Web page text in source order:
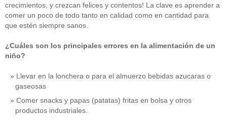
crecimientos, y crezcan felices y contentos! La clave es aprender a
comer un poco de todo tanto en calidad como en cantidad para
que estén siempre sanos.
¿Cuáles son los principales errores en la alimentación de un
niño?
Llevar en la lonchera o para el almuerzo bebidas azucaras o
gaseosas
Comer snacks y papas (patatas) fritas en bolsa y otros
productos industriales.